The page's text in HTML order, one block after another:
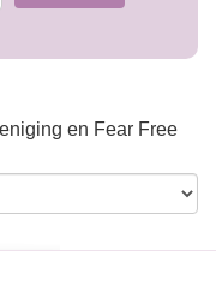
en Fear Free